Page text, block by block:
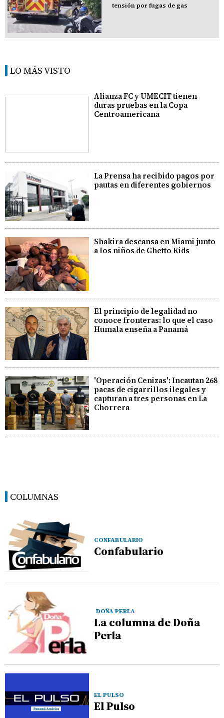
tensión por fugas de gas
LO MÁS VISTO
Alianza FC y UMECIT tienen
duras pruebas en la Copa
Centroamericana
La Prensa ha recibido pagos por
pautas en diferentes gobiernos
Shakira descansa en Miami junto
a los niños de Ghetto Kids
El principio de legalidad no
conoce fronteras: lo que el caso
Humala enseña a Panamá
'Operación Cenizas': Incautan 268
pacas de cigarrillos ilegales y
capturan a tres personas en La
Chorrera
COLUMNAS
CONFABULARIO
Confabulario
DOÑA PERLA
La columna de Doña
Perla
EL PULSO
El Pulso